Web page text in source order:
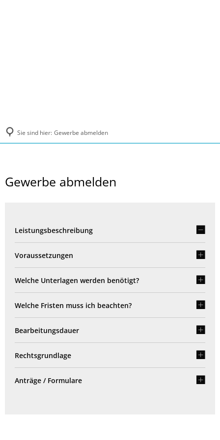
Sie sind hier: Gewerbe abmelden
Gewerbe abmelden
Leistungsbeschreibung
Voraussetzungen
Welche Unterlagen werden benötigt?
Welche Fristen muss ich beachten?
Bearbeitungsdauer
Rechtsgrundlage
Anträge / Formulare